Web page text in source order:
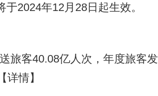
2024年12月28日起生效。
客40.08亿人次，年度旅客发
【详情】